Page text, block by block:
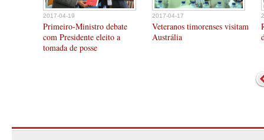
2017-04-19
Primeiro-Ministro debate
com Presidente eleito a
tomada de posse
2017-04-17
Veteranos timorenses visitam
Austrália